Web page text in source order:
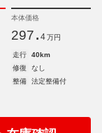
本体価格
297. 4 万円
走行
40km
修復
なし
整備
法定整備付